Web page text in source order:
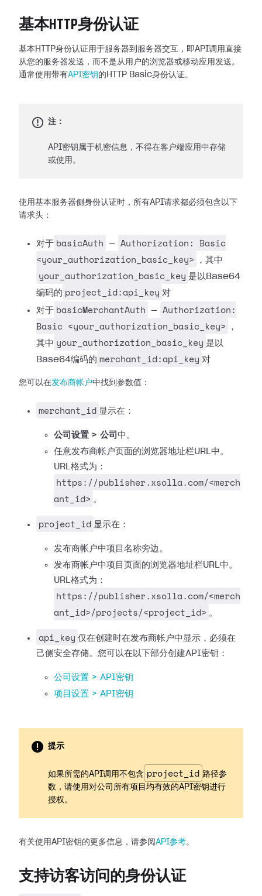
基本HTTP身份认证
基本HTTP身份认证用于服务器到服务器交互，即API调用直接
从您的服务器发送，而不是从用户的浏览器或移动应用发送。
通常使用带有API密钥 的HTTP Basic身份认证。
注：
API密钥属于机密信息，不得在客户端应用中存储
或使用。
使用基本服务器侧身份认证时，所有API请求都必须包含以下
请求头：
对于 basicAuth —
Authorization: Basic
<your_authorization_basic_key>
，其中
your_authorization_basic_key 是以Base64
编码的 project_id:api_key 对
对于 basicMerchantAuth —
Authorization:
Basic <your_authorization_basic_key>
，
其中 your_authorization_basic_key 是以
Base64编码的 merchant_id:api_key 对
您可以在发布商帐户中找到参数值：
merchant_id 显示在：
公司设置 > 公司 中。
任意发布商帐户页面的浏览器地址栏URL中。
URL格式为：
https://publisher.xsolla.com/<merch
ant_id> 。
project_id 显示在：
发布商帐户中项目名称旁边。
发布商帐户中项目页面的浏览器地址栏URL中。
URL格式为：
https://publisher.xsolla.com/<merch
ant_id>/projects/<project_id> 。
api_key 仅在创建时在发布商帐户中显示，必须在
己侧安全存储。您可以在以下部分创建API密钥：
公司设置 > API密钥
项目设置 > API密钥
提示
如果所需的API调用不包含 project_id 路径参
数，请使用对公司所有项目均有效的API密钥进行
授权。
有关使用API密钥的更多信息，请参阅 API参考。
支持访客访问的身份认证